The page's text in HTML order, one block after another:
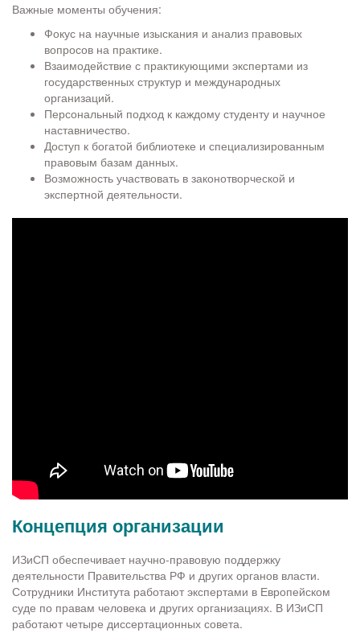
Важные моменты обучения:
Фокус на научные изыскания и анализ правовых
вопросов на практике.
Взаимодействие с практикующими экспертами из
государственных структур и международных
организаций.
Персональный подход к каждому студенту и научное
наставничество.
Доступ к богатой библиотеке и специализированным
правовым базам данных.
Возможность участвовать в законотворческой и
экспертной деятельности.
Концепция организации
ИЗиСП обеспечивает научно-правовую поддержку
деятельности Правительства РФ и других органов власти.
Сотрудники Института работают экспертами в Европейском
суде по правам человека и других организациях. В ИЗиСП
работают четыре диссертационных совета.